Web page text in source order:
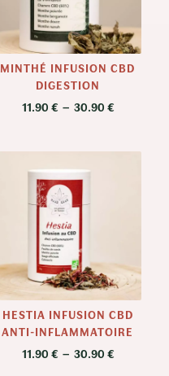
MINTHÉ INFUSION CBD
DIGESTION
11.90 € – 30.90 €Plage
11.90 €
HESTIA INFUSION CBD
ANTI-INFLAMMATOIRE
11.90 € – 30.90 €Plage